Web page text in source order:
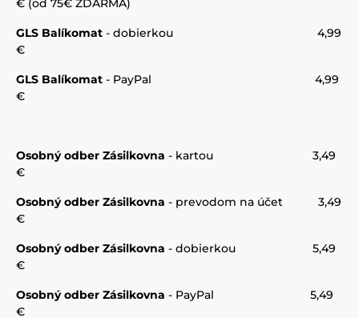
€ (od 75€ ZDARMA)
GLS Balíkomat - dobierkou 4,99
€
GLS Balíkomat - PayPal 4,99
€
Osobný odber Zásilkovna - kartou 3,49
€
Osobný odber Zásilkovna - prevodom na účet 3,49
€
Osobný odber Zásilkovna - dobierkou 5,49
€
Osobný odber Zásilkovna - PayPal 5,49
€